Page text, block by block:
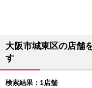
大阪市城東区の店舗
す
検索結果：1店舗